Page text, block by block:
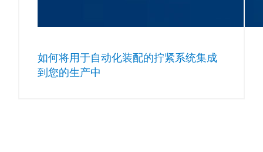
如何将用于自动化装配的拧紧系统集成
到您的生产中